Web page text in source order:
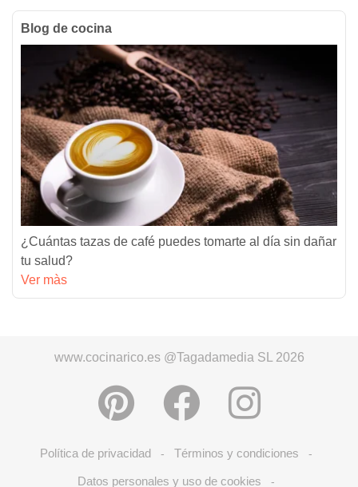
Blog de cocina
¿Cuántas tazas de café puedes tomarte al día sin dañar
tu salud?
Ver màs
www.cocinarico.es @Tagadamedia SL 2026
Política de privacidad - Términos y condiciones -
Datos personales y uso de cookies -